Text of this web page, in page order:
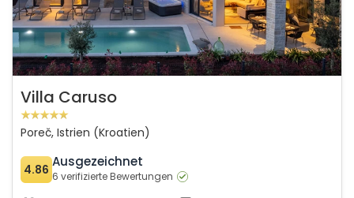
Villa Caruso
Poreč, Istrien (Kroatien)
4.86 Ausgezeichnet
6 verifizierte Bewertungen